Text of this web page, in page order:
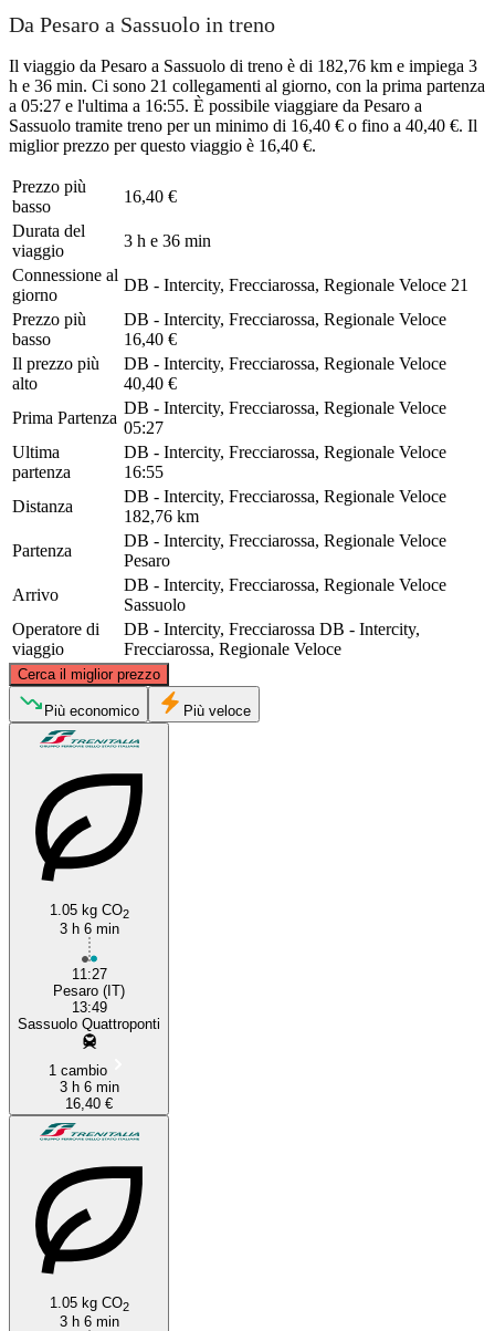
Da Pesaro a Sassuolo in treno
Il viaggio da Pesaro a Sassuolo di treno è di 182,76 km e impiega 3
h e 36 min. Ci sono 21 collegamenti al giorno, con la prima partenza
a 05:27 e l'ultima a 16:55. È possibile viaggiare da Pesaro a
Sassuolo tramite treno per un minimo di 16,40 € o fino a 40,40 €. Il
miglior prezzo per questo viaggio è 16,40 €.
Prezzo più
basso
16,40 €
Durata del
viaggio
3 h e 36 min
Connessione al
giorno
DB - Intercity, Frecciarossa, Regionale Veloce 21
Prezzo più
basso
DB - Intercity, Frecciarossa, Regionale Veloce
16,40 €
Il prezzo più
alto
DB - Intercity, Frecciarossa, Regionale Veloce
40,40 €
Prima Partenza
DB - Intercity, Frecciarossa, Regionale Veloce
05:27
Ultima
partenza
DB - Intercity, Frecciarossa, Regionale Veloce
16:55
Distanza
DB - Intercity, Frecciarossa, Regionale Veloce
182,76 km
Partenza
DB - Intercity, Frecciarossa, Regionale Veloce
Pesaro
Arrivo
DB - Intercity, Frecciarossa, Regionale Veloce
Sassuolo
Operatore di
viaggio
DB - Intercity, Frecciarossa DB - Intercity,
Frecciarossa, Regionale Veloce
Cerca il miglior prezzo
Sassuolo
©CARTO, ©OpenStreetMap
Più economico Più veloce
1.05 kg CO2
3 h 6 min
11:27
Pesaro (IT)
13:49
Sassuolo Quattroponti
1 cambio
3 h 6 min
16,40 €
1.05 kg CO2
3 h 6 min